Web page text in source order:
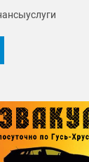
услуги